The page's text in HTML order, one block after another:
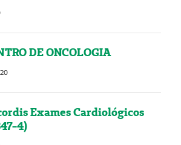
DE ONCOLOGIA
Exames Cardiológicos
4)